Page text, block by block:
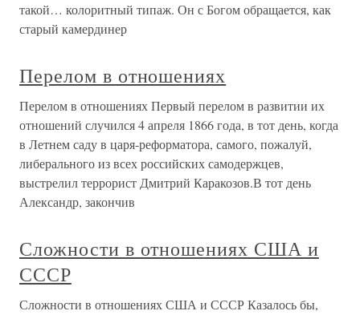
такой… колоритный типаж. Он с Богом обращается, как
старый камердинер
Перелом в отношениях
Перелом в отношениях Первый перелом в развитии их
отношений случился 4 апреля 1866 года, в тот день, когда
в Летнем саду в царя-реформатора, самого, пожалуй,
либерального из всех российских самодержцев,
выстрелил террорист Дмитрий Каракозов.В тот день
Александр, закончив
Сложности в отношениях США и
СССР
Сложности в отношениях США и СССР Казалось бы,